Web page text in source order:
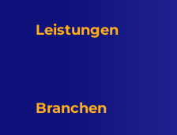
Leistungen
Branchen